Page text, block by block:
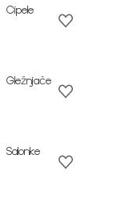
Cipele
Gležnjače
Salonke